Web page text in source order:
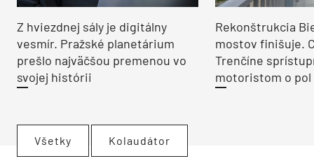
Z hviezdnej sály je digitálny
vesmír. Pražské planetárium
prešlo najväčšou premenou vo
svojej histórii
Rekonštrukcia
mostov finišuje.
Trenčíne
motoristom o pol
Všetky Kolaudátor